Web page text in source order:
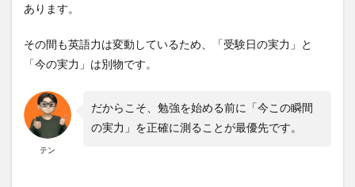
あります。
その間も英語力は変動しているため、「受験日の実力」と
「今の実力」は別物です。
テン
だからこそ、勉強を始める前に「今この瞬間
の実力」を正確に測ることが最優先です。